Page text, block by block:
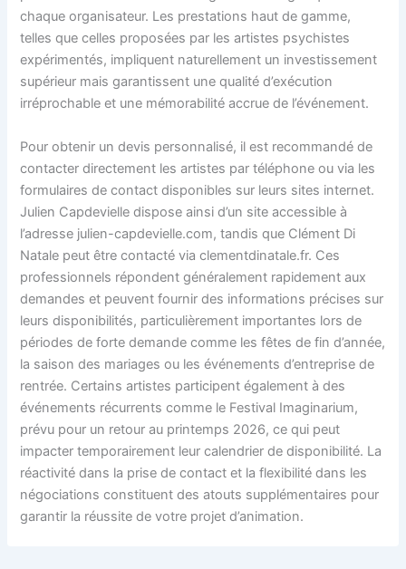
chaque organisateur. Les prestations haut de gamme,
telles que celles proposées par les artistes psychistes
expérimentés, impliquent naturellement un investissement
supérieur mais garantissent une qualité d’exécution
irréprochable et une mémorabilité accrue de l’événement.
Pour obtenir un devis personnalisé, il est recommandé de
contacter directement les artistes par téléphone ou via les
formulaires de contact disponibles sur leurs sites internet.
Julien Capdevielle dispose ainsi d’un site accessible à
l’adresse julien-capdevielle.com, tandis que Clément Di
Natale peut être contacté via clementdinatale.fr. Ces
professionnels répondent généralement rapidement aux
demandes et peuvent fournir des informations précises sur
leurs disponibilités, particulièrement importantes lors de
périodes de forte demande comme les fêtes de fin d’année,
la saison des mariages ou les événements d’entreprise de
rentrée. Certains artistes participent également à des
événements récurrents comme le Festival Imaginarium,
prévu pour un retour au printemps 2026, ce qui peut
impacter temporairement leur calendrier de disponibilité. La
réactivité dans la prise de contact et la flexibilité dans les
négociations constituent des atouts supplémentaires pour
garantir la réussite de votre projet d’animation.